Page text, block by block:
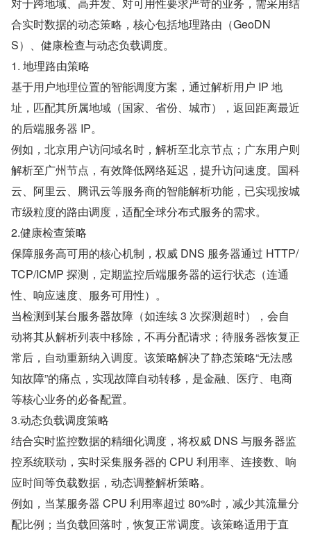
合实时数据的动态策略，核心包括地理路由（GeoDN
S）、健康检查与动态负载调度。
1. 地理路由策略
基于用户地理位置的智能调度方案，通过解析用户 IP 地
址，匹配其所属地域（国家、省份、城市），返回距离最近
的后端服务器 IP。
例如，北京用户访问域名时，解析至北京节点；广东用户则
解析至广州节点，有效降低网络延迟，提升访问速度。国科
云、阿里云、腾讯云等服务商的智能解析功能，已实现按城
市级粒度的路由调度，适配全球分布式服务的需求。
2.健康检查策略
保障服务高可用的核心机制，权威 DNS 服务器通过 HTTP/
TCP/ICMP 探测，定期监控后端服务器的运行状态（连通
性、响应速度、服务可用性）。
当检测到某台服务器故障（如连续 3 次探测超时），会自
动将其从解析列表中移除，不再分配请求；待服务器恢复正
常后，自动重新纳入调度。该策略解决了静态策略“无法感
知故障”的痛点，实现故障自动转移，是金融、医疗、电商
等核心业务的必备配置。
3.动态负载调度策略
结合实时监控数据的精细化调度，将权威 DNS 与服务器监
控系统联动，实时采集服务器的 CPU 利用率、连接数、响
应时间等负载数据，动态调整解析策略。
例如，当某服务器 CPU 利用率超过 80%时，减少其流量分
配比例；当负载回落时，恢复正常调度。该策略适用于直